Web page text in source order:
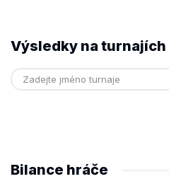
Výsledky na turnajích
Bilance hráče